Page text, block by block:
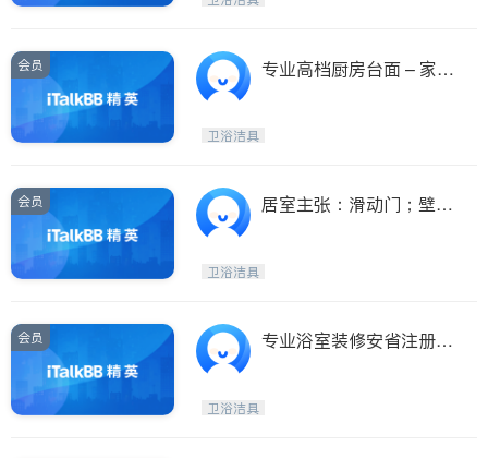
Oshawa
Niagara Falls
Pickering
Concord
Port Perry
King
会员
专业高档厨房台面 – 家意
卫浴洁具
会员
居室主张：滑动门；壁
卫浴洁具
会员
专业浴室装修安省注册有
卫浴洁具